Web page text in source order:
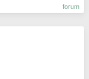
forum